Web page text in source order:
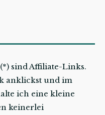
sind Affiliate-Links.
anklickst und im
ich eine kleine
keinerlei